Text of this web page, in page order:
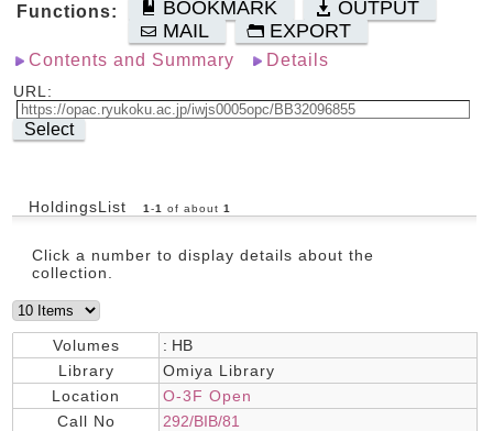
Functions:
BOOKMARK
OUTPUT
MAIL
EXPORT
Contents and Summary Details
URL:
Select
HoldingsList 1 -1 of about 1
Click a number to display details about the
collection.
Volumes
: HB
Library
Omiya Library
Location
O-3F Open
Call No
292/BIB/81